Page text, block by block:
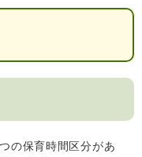
の保育時間区分があ